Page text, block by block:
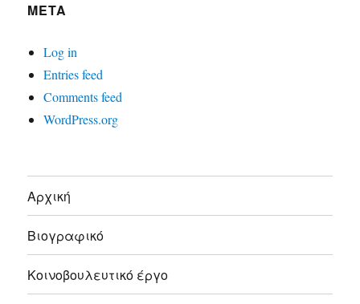
META
Log in
Entries feed
Comments feed
WordPress.org
Αρχική
Βιογραφικό
Κοινοβουλευτικό έργο